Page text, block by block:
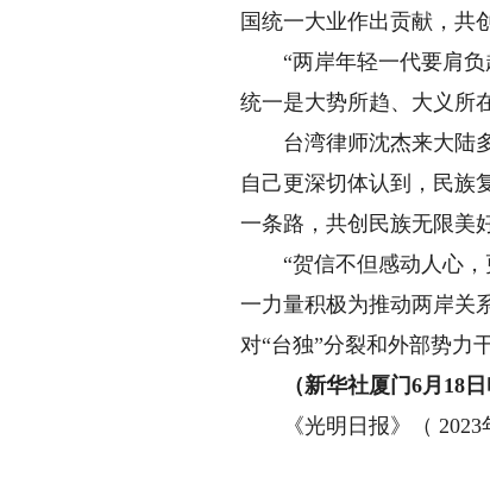
国统一大业作出贡献，共
“两岸年轻一代要肩负
统一是大势所趋、大义所
台湾律师沈杰来大陆多
自己更深切体认到，民族
一条路，共创民族无限美
“贺信不但感动人心，
一力量积极为推动两岸关
对“台独”分裂和外部势力
（新华社厦门6月18日
《光明日报》（ 2023年